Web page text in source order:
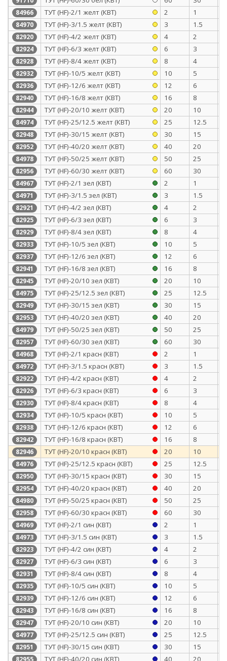
84966 ТУТ (HF)-2/1 желт (КВТ) 2 1
84970 ТУТ (HF)-3/1.5 желт (КВТ) 3 1.5
82920 ТУТ (HF)-4/2 желт (КВТ) 4 2
82924 ТУТ (HF)-6/3 желт (КВТ) 6 3
82928 ТУТ (HF)-8/4 желт (КВТ) 8 4
82932 ТУТ (HF)-10/5 желт (КВТ) 10 5
82936 ТУТ (HF)-12/6 желт (КВТ) 12 6
82940 ТУТ (HF)-16/8 желт (КВТ) 16 8
82944 ТУТ (HF)-20/10 желт (КВТ) 20 10
84974 ТУТ (HF)-25/12.5 желт (КВТ) 25 12.5
82948 ТУТ (HF)-30/15 желт (КВТ) 30 15
82952 ТУТ (HF)-40/20 желт (КВТ) 40 20
84978 ТУТ (HF)-50/25 желт (КВТ) 50 25
82956 ТУТ (HF)-60/30 желт (КВТ) 60 30
84967 ТУТ (HF)-2/1 зел (КВТ) 2 1
84971 ТУТ (HF)-3/1.5 зел (КВТ) 3 1.5
82921 ТУТ (HF)-4/2 зел (КВТ) 4 2
82925 ТУТ (HF)-6/3 зел (КВТ) 6 3
82929 ТУТ (HF)-8/4 зел (КВТ) 8 4
82933 ТУТ (HF)-10/5 зел (КВТ) 10 5
82937 ТУТ (HF)-12/6 зел (КВТ) 12 6
82941 ТУТ (HF)-16/8 зел (КВТ) 16 8
82945 ТУТ (HF)-20/10 зел (КВТ) 20 10
84975 ТУТ (HF)-25/12.5 зел (КВТ) 25 12.5
82949 ТУТ (HF)-30/15 зел (КВТ) 30 15
82953 ТУТ (HF)-40/20 зел (КВТ) 40 20
84979 ТУТ (HF)-50/25 зел (КВТ) 50 25
82957 ТУТ (HF)-60/30 зел (КВТ) 60 30
84968 ТУТ (HF)-2/1 красн (КВТ) 2 1
84972 ТУТ (HF)-3/1.5 красн (КВТ) 3 1.5
82922 ТУТ (HF)-4/2 красн (КВТ) 4 2
82926 ТУТ (HF)-6/3 красн (КВТ) 6 3
82930 ТУТ (HF)-8/4 красн (КВТ) 8 4
82934 ТУТ (HF)-10/5 красн (КВТ) 10 5
82938 ТУТ (HF)-12/6 красн (КВТ) 12 6
82942 ТУТ (HF)-16/8 красн (КВТ) 16 8
82946 ТУТ (HF)-20/10 красн (КВТ) 20 10
84976 ТУТ (HF)-25/12.5 красн (КВТ) 25 12.5
82950 ТУТ (HF)-30/15 красн (КВТ) 30 15
82954 ТУТ (HF)-40/20 красн (КВТ) 40 20
84980 ТУТ (HF)-50/25 красн (КВТ) 50 25
82958 ТУТ (HF)-60/30 красн (КВТ) 60 30
84969 ТУТ (HF)-2/1 син (КВТ) 2 1
84973 ТУТ (HF)-3/1.5 син (КВТ) 3 1.5
82923 ТУТ (HF)-4/2 син (КВТ) 4 2
82927 ТУТ (HF)-6/3 син (КВТ) 6 3
82931 ТУТ (HF)-8/4 син (КВТ) 8 4
82935 ТУТ (HF)-10/5 син (КВТ) 10 5
82939 ТУТ (HF)-12/6 син (КВТ) 12 6
82943 ТУТ (HF)-16/8 син (КВТ) 16 8
82947 ТУТ (HF)-20/10 син (КВТ) 20 10
84977 ТУТ (HF)-25/12.5 син (КВТ) 25 12.5
82951 ТУТ (HF)-30/15 син (КВТ) 30 15
ТУТ (HF)-40/20 син (КВТ) 40 20